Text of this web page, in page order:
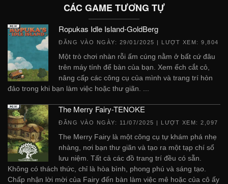
CÁC GAME TƯƠNG TỰ
Ropukas Idle Island-GoldBerg
ĐĂNG VÀO NGÀY: 29/01/2025 | LƯỢT XEM: 9,804
Một trò chơi nhàn rỗi ấm cúng nằm ở bất cứ đâu
trên máy tính để bàn của bạn. Xem ếch cắt cỏ,
nâng cấp các công cụ của mình và trang trí hòn
đảo trong khi bạn làm việc hoặc thư giãn. ...
The Merry Fairy-TENOKE
ĐĂNG VÀO NGÀY: 11/07/2025 | LƯỢT XEM: 2,097
The Merry Fairy là một công cụ tự khám phá nhẹ
nhàng, nơi bạn thư giãn và tạo ra một tạp chí sổ
lưu niệm. Tất cả các đồ trang trí đều có sẵn.
Không có thách thức, chỉ là hòa bình, phong phú và sáng tạo.
Chấp nhận lời mời của Fairy đến bàn làm việc mê hoặc của cô ấy